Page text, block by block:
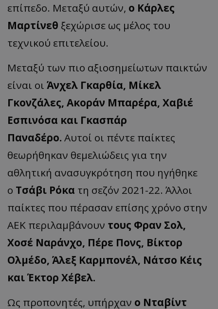
επίπεδο. Μεταξύ αυτών, ο Κάρλες
Μαρτίνεθ ξεχώρισε ως μέλος του
τεχνικού επιτελείου.
Μεταξύ των πιο αξιοσημείωτων παικτών
είναι οι Άνχελ Γκαρθία, Μίκελ
Γκονζάλες, Ακοράν Μπαρέρα, Χαβιέ
Εσπινόσα και Γκασπάρ
Παναδέρο. Αυτοί οι πέντε παίκτες
θεωρήθηκαν θεμελιώδεις για την
αθλητική ανασυγκρότηση που ηγήθηκε
ο Τσάβι Ρόκα τη σεζόν 2021-22. Άλλοι
παίκτες που πέρασαν επίσης χρόνο στην
ΑΕΚ περιλαμβάνουν τους Φραν Σολ,
Χοσέ Ναράνχο, Πέρε Πονς, Βίκτορ
Ολμέδο, Άλεξ Καρμπονέλ, Νάτσο Κέις
και Έκτορ Χέβελ.
Ως προπονητές, υπήρχαν ο Νταβίντ